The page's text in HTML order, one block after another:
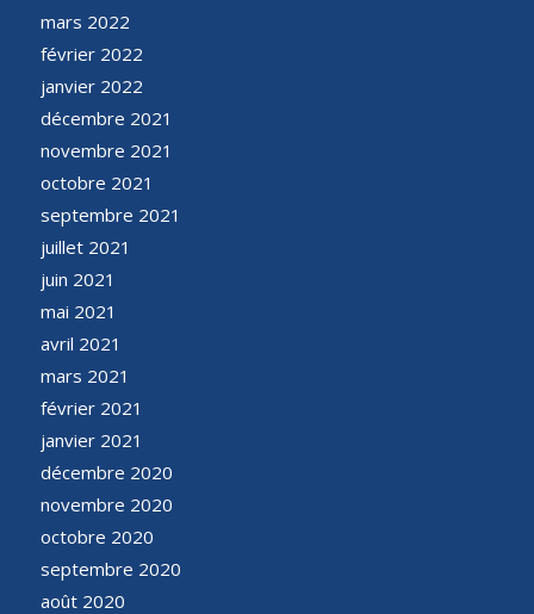
mars 2022
février 2022
janvier 2022
décembre 2021
novembre 2021
octobre 2021
septembre 2021
juillet 2021
juin 2021
mai 2021
avril 2021
mars 2021
février 2021
janvier 2021
décembre 2020
novembre 2020
octobre 2020
septembre 2020
août 2020